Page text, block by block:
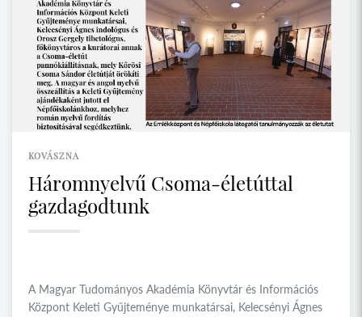
KOVÁSZNA
Háromnyelvű Csoma-életúttal
gazdagodtunk
A Magyar Tudományos Akadémia Könyvtár és Információs
Központ Keleti Gyűjteménye munkatársai, Kelecsényi Ágnes